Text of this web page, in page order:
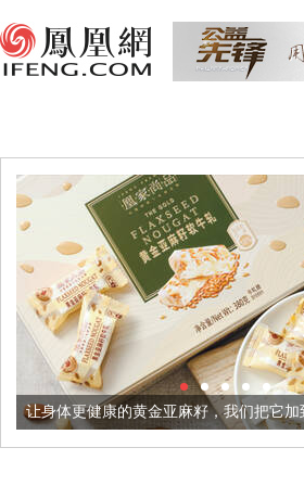
康的黄金亚麻籽，我们把它加到了牛轧糖里